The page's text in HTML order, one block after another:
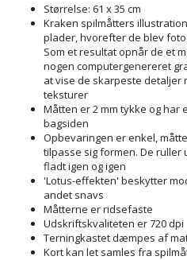
Størrelse: 61 x 35 cm
Kraken spilmåtters
plader, hvorefter de blev
Som et resultat opnår de et
nogen computergenereret
at vise de skarpeste detaljer
teksturer
Måtten er 2 mm tykke og
bagsiden
Opbevaringen er enkel,
tilpasse sig formen. De
fladt igen og igen
'Lotus-effekten' beskytter
andet snavs
Måtterne er ridsefaste
Udskriftskvaliteten er 720 dpi
Terningkastet dæmpes af
Kort kan let samles fra